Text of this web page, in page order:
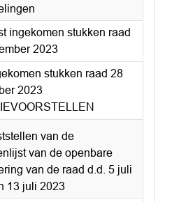
ingekomen stukken raad
2023
stukken raad 28
2023
van de
van de openbare
van de raad d.d. 5 juli
13 juli 2023